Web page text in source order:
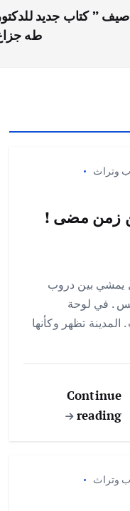
” كتاب جديد
طه
وتراث
زمن مضى !
يمشي بين دروب
. في لوحة
تظهر وكأنها
Continue
reading
وتراث